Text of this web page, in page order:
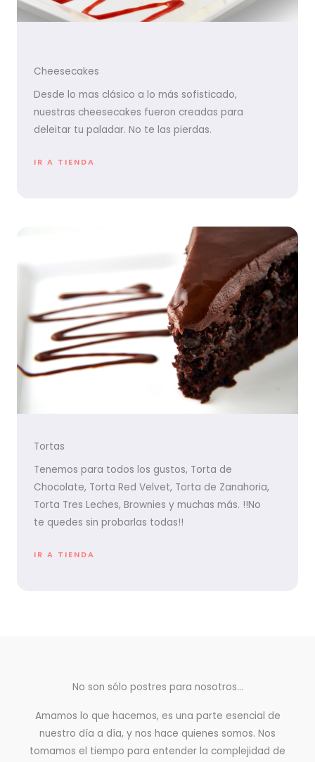
Cheesecakes
Desde lo mas clásico a lo más sofisticado,
nuestras cheesecakes fueron creadas para
deleitar tu paladar. No te las pierdas.
IR A TIENDA
Tortas
Tenemos para todos los gustos, Torta de
Chocolate, Torta Red Velvet, Torta de Zanahoria,
Torta Tres Leches, Brownies y muchas más. !!No
te quedes sin probarlas todas!!
IR A TIENDA
No son sólo postres para nosotros...
Amamos lo que hacemos, es una parte esencial de
nuestro día a día, y nos hace quienes somos. Nos
tomamos el tiempo para entender la complejidad de